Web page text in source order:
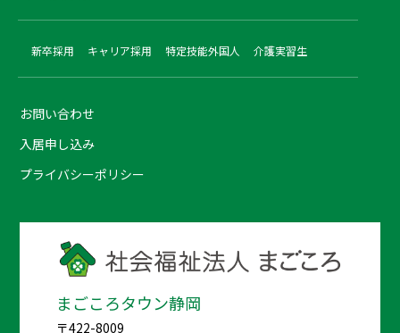
新卒採用 キャリア採用 特定技能外国人 介護実習生
お問い合わせ
入居申し込み
プライバシーポリシー
まごころタウン静岡
〒422-8009